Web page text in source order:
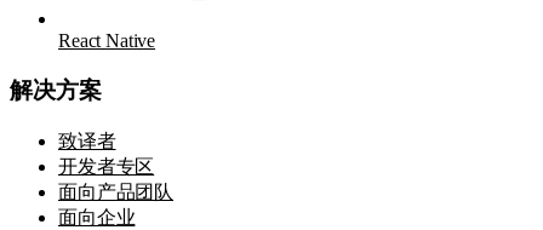
React Native
解决方案
致译者
开发者专区
面向产品团队
面向企业